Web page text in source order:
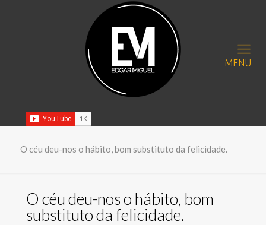
MENU
O céu deu-nos o hábito, bom substituto da felicidade.
O céu deu-nos o hábito, bom
substituto da felicidade.